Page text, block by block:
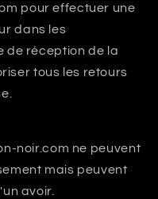
pour effectuer une
dans les
de réception de la
tous les retours
noir.com ne peuvent
mais peuvent
avoir.